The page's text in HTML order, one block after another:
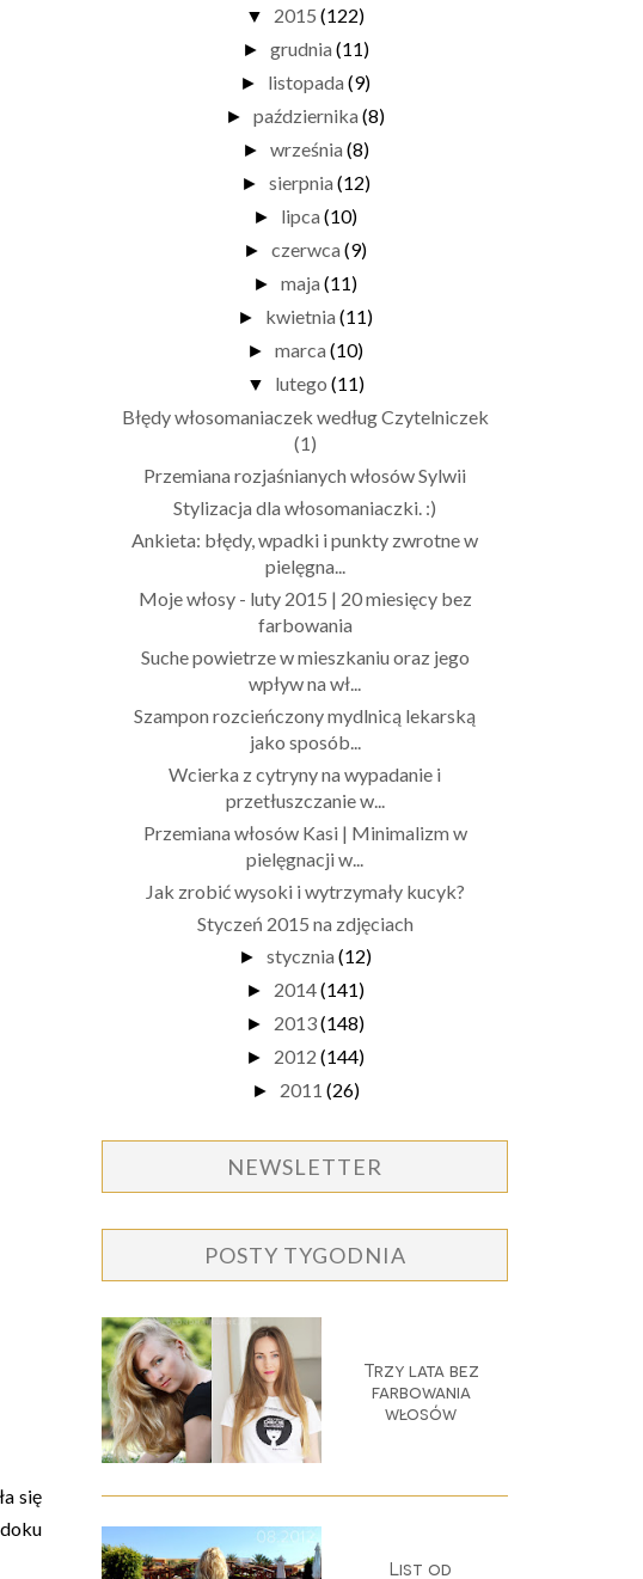
się
▼ 2015 (122)
► grudnia (11)
► listopada (9)
► października (8)
► września (8)
► sierpnia (12)
► lipca (10)
► czerwca (9)
► maja (11)
► kwietnia (11)
► marca (10)
▼ lutego (11)
Błędy włosomaniaczek według Czytelniczek
(1)
Przemiana rozjaśnianych włosów Sylwii
Stylizacja dla włosomaniaczki. :)
Ankieta: błędy, wpadki i punkty zwrotne w
pielęgna...
Moje włosy - luty 2015 | 20 miesięcy bez
farbowania
Suche powietrze w mieszkaniu oraz jego
wpływ na wł...
Szampon rozcieńczony mydlnicą lekarską
jako sposób...
Wcierka z cytryny na wypadanie i
przetłuszczanie w...
Przemiana włosów Kasi | Minimalizm w
pielęgnacji w...
Jak zrobić wysoki i wytrzymały kucyk?
Styczeń 2015 na zdjęciach
► stycznia (12)
► 2014(141)
► 2013(148)
► 2012 (144)
► 2011 (26)
NEWSLETTER
POSTY TYGODNIA
Trzy lata bez
farbowania
włosów
List od